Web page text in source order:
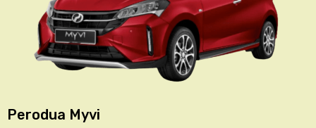
Perodua Myvi